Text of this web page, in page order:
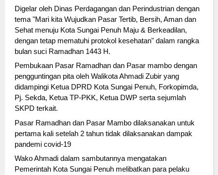
Digelar oleh Dinas Perdagangan dan Perindustrian dengan
tema "Mari kita Wujudkan Pasar Tertib, Bersih, Aman dan
Sehat menuju Kota Sungai Penuh Maju & Berkeadilan,
dengan tetap mematuhi protokol kesehatan" dalam rangka
bulan suci Ramadhan 1443 H.
Pembukaan Pasar Ramadhan dan Pasar mambo dengan
pengguntingan pita oleh Walikota Ahmadi Zubir yang
didampingi Ketua DPRD Kota Sungai Penuh, Forkopimda,
Pj. Sekda, Ketua TP-PKK, Ketua DWP serta sejumlah
SKPD terkait.
Pasar Ramadhan dan Pasar Mambo dilaksanakan untuk
pertama kali setelah 2 tahun tidak dilaksanakan dampak
pandemi covid-19
Wako Ahmadi dalam sambutannya mengatakan
Pemerintah Kota Sungai Penuh melibatkan para pelaku